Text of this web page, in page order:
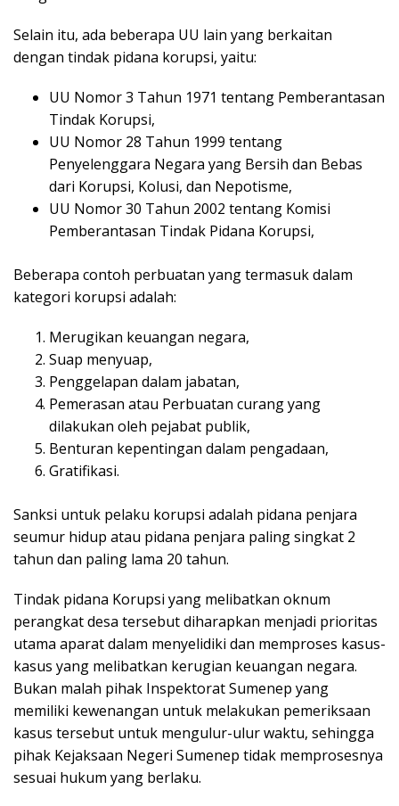
Selain itu, ada beberapa UU lain yang berkaitan
dengan tindak pidana korupsi, yaitu:
UU Nomor 3 Tahun 1971 tentang Pemberantasan
Tindak Korupsi,
UU Nomor 28 Tahun 1999 tentang
Penyelenggara Negara yang Bersih dan Bebas
dari Korupsi, Kolusi, dan Nepotisme,
UU Nomor 30 Tahun 2002 tentang Komisi
Pemberantasan Tindak Pidana Korupsi,
Beberapa contoh perbuatan yang termasuk dalam
kategori korupsi adalah:
Merugikan keuangan negara,
Suap menyuap,
Penggelapan dalam jabatan,
Pemerasan atau Perbuatan curang yang
dilakukan oleh pejabat publik,
Benturan kepentingan dalam pengadaan,
Gratifikasi.
Sanksi untuk pelaku korupsi adalah pidana penjara
seumur hidup atau pidana penjara paling singkat 2
tahun dan paling lama 20 tahun.
Tindak pidana Korupsi yang melibatkan oknum
perangkat desa tersebut diharapkan menjadi prioritas
utama aparat dalam menyelidiki dan memproses kasus-
kasus yang melibatkan kerugian keuangan negara.
Bukan malah pihak Inspektorat Sumenep yang
memiliki kewenangan untuk melakukan pemeriksaan
kasus tersebut untuk mengulur-ulur waktu, sehingga
pihak Kejaksaan Negeri Sumenep tidak memprosesnya
sesuai hukum yang berlaku.